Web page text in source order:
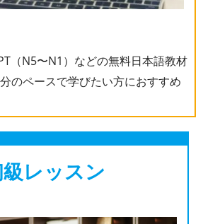
（N5〜N1）などの無料日本語教材
のペースで学びたい方におすすめ
レッスン